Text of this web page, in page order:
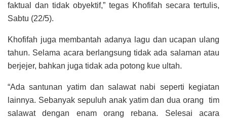
faktual dan tidak obyektif,” tegas Khofifah secara tertulis,
Sabtu (22/5).
Khofifah juga membantah adanya lagu dan ucapan ulang
tahun. Selama acara berlangsung tidak ada salaman atau
berjejer, bahkan juga tidak ada potong kue ultah.
“Ada santunan yatim dan salawat nabi seperti kegiatan
lainnya. Sebanyak sepuluh anak yatim dan dua orang tim
salawat dengan enam orang rebana. Selesai acara